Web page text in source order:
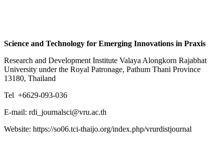
Science and Technology for Emerging Innovations in Praxis
Research and Development Institute Valaya Alongkorn Rajabhat
University under the Royal Patronage, Pathum Thani Province
13180, Thailand
Tel +6629-093-036
E-mail: rdi_journalsci@vru.ac.th
Website: https://so06.tci-thaijo.org/index.php/vrurdistjournal